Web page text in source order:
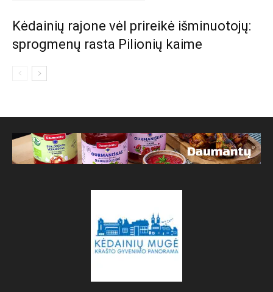
Kėdainių rajone vėl prireikė išminuotojų:
sprogmenų rasta Pilionių kaime